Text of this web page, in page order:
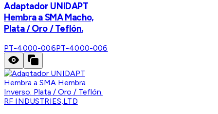
Adaptador UNIDAPT
Hembra a SMA Macho,
Plata / Oro / Teflón.
PT-4000-006PT-4000-006
RF INDUSTRIES,LTD